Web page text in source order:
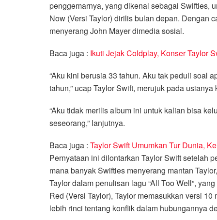
penggemarnya, yang dikenal sebagai Swifties,
Now (Versi Taylor) dirilis bulan depan. Dengan
menyerang John Mayer dimedia sosial.
Baca juga : Ikuti Jejak Coldplay, Konser Taylor
“Aku kini berusia 33 tahun. Aku tak peduli soal
tahun,” ucap Taylor Swift, merujuk pada
“Aku tidak merilis album ini untuk kalian bisa
seseorang,” lanjutnya.
Baca juga : Taylor Swift Umumkan Tur Dunia,
Pernyataan ini dilontarkan Taylor Swift setelah
mana banyak Swifties menyerang mantan
Taylor dalam penulisan lagu “All Too Well”,
Red (Versi Taylor), Taylor memasukkan versi
lebih rinci tentang konflik dalam hubungannya